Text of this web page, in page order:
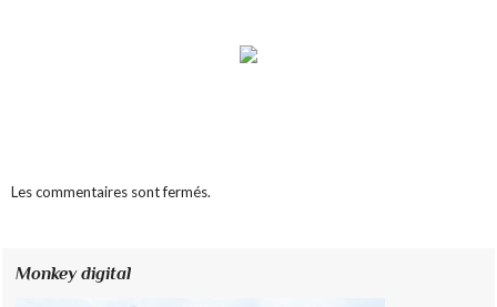
Les commentaires sont fermés.
Monkey digital